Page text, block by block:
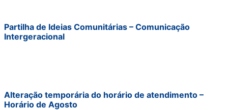
Partilha de Ideias Comunitárias – Comunicação
Intergeracional
Alteração temporária do horário de atendimento –
Horário de Agosto